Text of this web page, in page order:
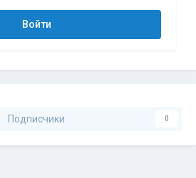
Войти
Подписчики 0